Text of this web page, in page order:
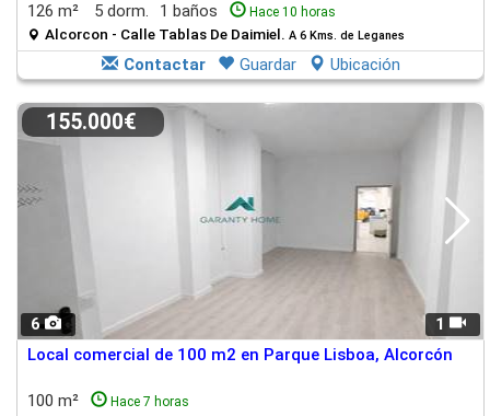
126 m² 5 dorm. 1 baños Hace 10 horas
Alcorcon - Calle Tablas De Daimiel. A 6 Kms. de Leganes
Contactar Guardar Ubicación
6 1
155.000€
Local comercial de 100 m2 en Parque Lisboa, Alcorcón
100 m² Hace 7 horas